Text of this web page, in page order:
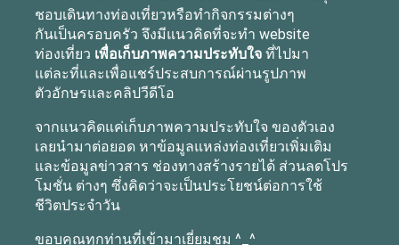
ชอบเดินทางท่องเที่ยวหรือทำกิจกรรมต่างๆ
กันเป็นครอบครัว จึงมีแนวคิดที่จะทำ website
ท่องเที่ยว เพื่อเก็บภาพความประทับใจที่ไปมา
แต่ละที่และเพื่อแชร์ประสบการณ์ผ่านรูปภาพ
ตัวอักษรและคลิปวีดีโอ
จากแนวคิดแค่เก็บภาพความประทับใจ ของตัวเอง
เลยนำมาต่อยอด หาข้อมูลแหล่งท่องเที่ยวเพิ่มเติม
และข้อมูลข่าวสาร ช่องทางสร้างรายได้ ส่วนลดโปร
โมชั่น ต่างๆ ซึ่งคิดว่าจะเป็นประโยชน์ต่อการใช้
ชีวิตประจำวัน
ขอบคุณทุกท่านที่เข้ามาเยี่ยมชม ^_^